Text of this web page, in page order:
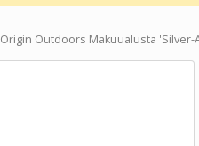
Origin Outdoors Makuualusta 'Silver-